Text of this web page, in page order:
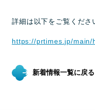
詳細は以下をご覧くださ
https://prtimes.jp/
新着情報一覧に戻る